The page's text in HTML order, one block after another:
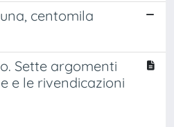
centomila
Sette argomenti
e le rivendicazioni